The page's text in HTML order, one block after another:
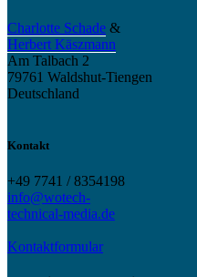
Charlotte Schade &
Herbert Käszmann
Am Talbach 2
79761 Waldshut-Tiengen
Deutschland
Kontakt
+49 7741 / 8354198
info@wotech-
technical-media.de
Kontaktformular